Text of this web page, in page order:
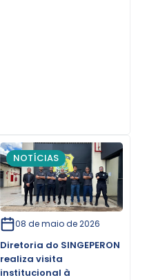
NOTÍCIAS
08 de maio de 2026
Diretoria do SINGEPERON
realiza visita
institucional à